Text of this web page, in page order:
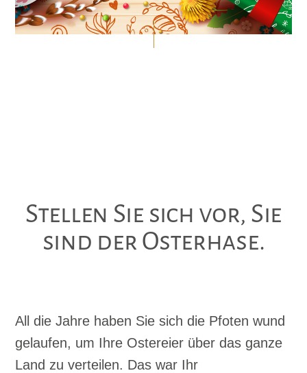
Stellen Sie sich vor, Sie
sind der Osterhase.
All die Jahre haben Sie sich die Pfoten wund
gelaufen, um Ihre Ostereier über das ganze
Land zu verteilen. Das war Ihr